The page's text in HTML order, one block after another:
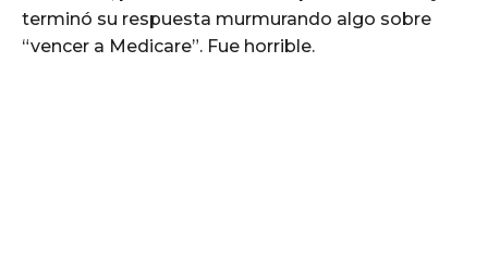
terminó su respuesta murmurando algo sobre
“vencer a Medicare”. Fue horrible.